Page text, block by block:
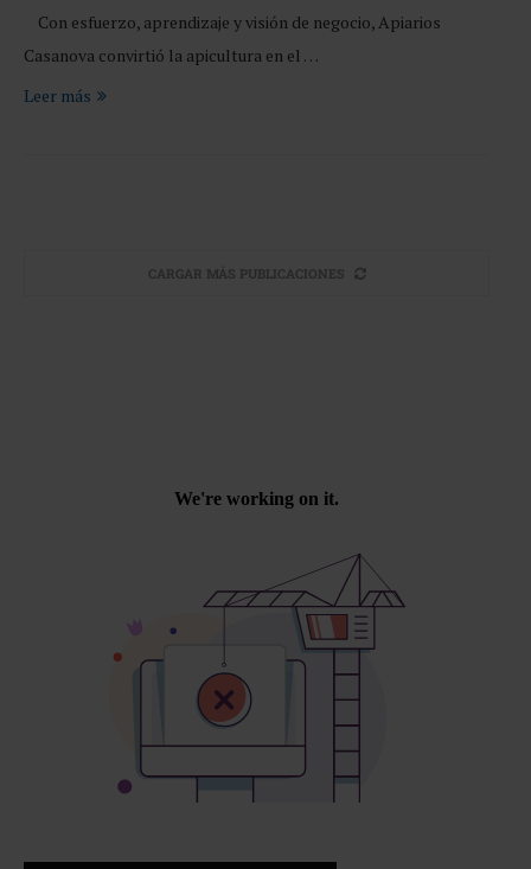
Con esfuerzo, aprendizaje y visión de negocio, Apiarios
Casanova convirtió la apicultura en el …
Leer más
CARGAR MÁS PUBLICACIONES